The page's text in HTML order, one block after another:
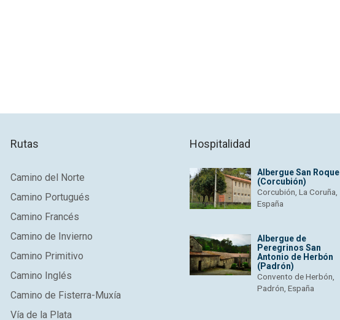
Rutas
Camino del Norte
Camino Portugués
Camino Francés
Camino de Invierno
Camino Primitivo
Camino Inglés
Camino de Fisterra-Muxía
Vía de la Plata
Hospitalidad
Albergue San Roque
(Corcubión)
Corcubión, La Coruña,
España
Albergue de
Peregrinos San
Antonio de Herbón
(Padrón)
Convento de Herbón,
Padrón, España